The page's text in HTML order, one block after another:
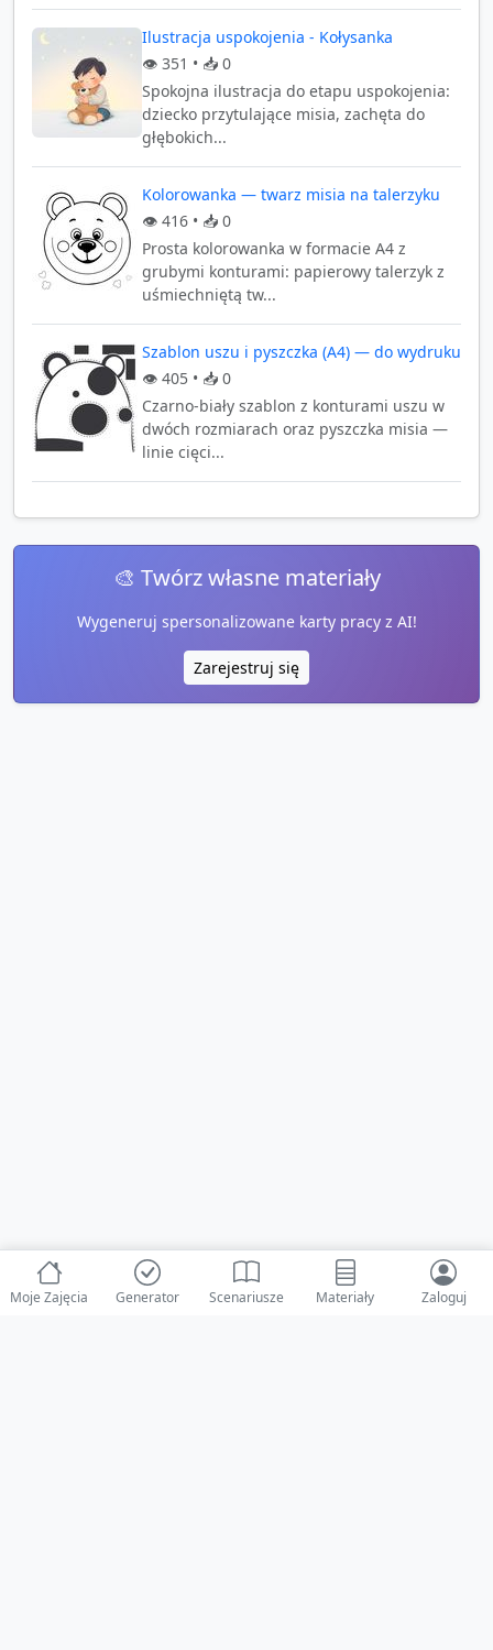
Ilustracja uspokojenia - Kołysanka
👁️ 351 • 📥 0
Spokojna ilustracja do etapu uspokojenia:
dziecko przytulające misia, zachęta do
głębokich...
Kolorowanka — twarz misia na talerzyku
👁️ 416 • 📥 0
Prosta kolorowanka w formacie A4 z
grubymi konturami: papierowy talerzyk z
uśmiechniętą tw...
Szablon uszu i pyszczka (A4) — do wydruku
👁️ 405 • 📥 0
Czarno-biały szablon z konturami uszu w
dwóch rozmiarach oraz pyszczka misia —
linie cięci...
🎨 Twórz własne materiały
Wygeneruj spersonalizowane karty pracy z AI!
Zarejestruj się
Moje Zajęcia Generator Scenariusze Materiały Zaloguj